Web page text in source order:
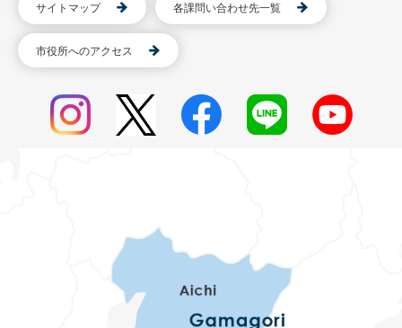
サイトマップ 各課問い合わせ先一覧
市役所へのアクセス